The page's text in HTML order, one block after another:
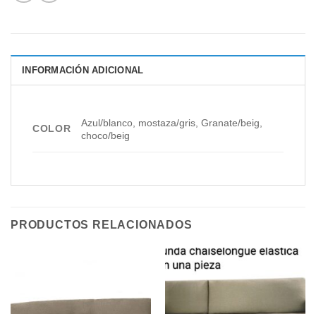
INFORMACIÓN ADICIONAL
COLOR
Azul/blanco, mostaza/gris, Granate/beig,
choco/beig
PRODUCTOS RELACIONADOS